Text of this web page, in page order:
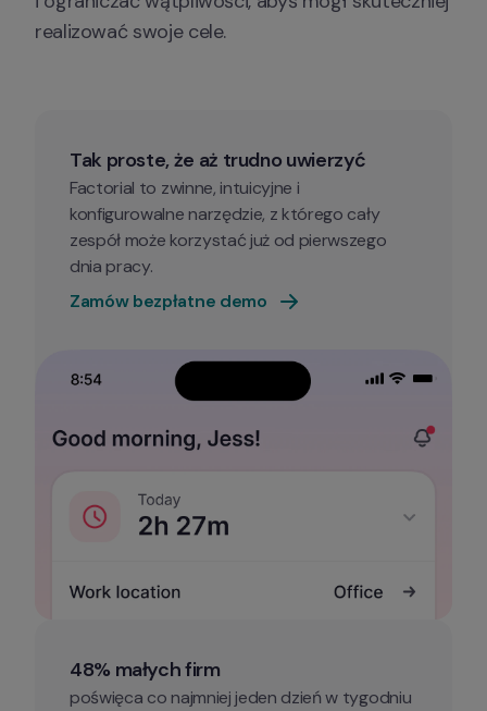
realizować swoje cele.
Tak proste, że aż trudno uwierzyć
Factorial to zwinne, intuicyjne i
konfigurowalne narzędzie, z którego cały
zespół może korzystać już od pierwszego
Zamów bezpłatne demo
48% małych firm
poświęca co najmniej jeden dzień w tygodniu